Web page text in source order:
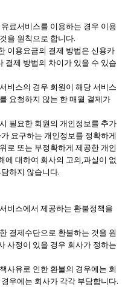
료서비스를 이용하는 경우 이용
을 원칙으로 합니다.
이용요금의 결제 방법은 신용카
결제 방법의 차이가 있을 수 있습
비스의 경우 회원이 해당 서비스
요청하지 않는 한 매월 결제가
필요한 회원의 개인정보를 추가
요구하는 개인정보를 정확하게
로 또는 부정확하게 제공한 개인
에 대하여 회사의 고의,과실이 없
하지 않습니다.
비스에서 제공하는 환불정책을
결제수단으로 환불하는 것을 원
사정이 있을 경우 회사가 정하는
사유로 인한 환불의 경우에는 회
우에는 회사가 각각 부담합니다.